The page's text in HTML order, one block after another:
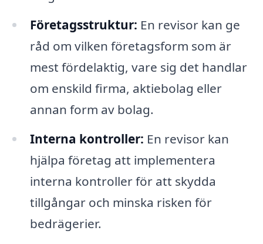
Företagsstruktur: En revisor kan ge
råd om vilken företagsform som är
mest fördelaktig, vare sig det handlar
om enskild firma, aktiebolag eller
annan form av bolag.
Interna kontroller: En revisor kan
hjälpa företag att implementera
interna kontroller för att skydda
tillgångar och minska risken för
bedrägerier.